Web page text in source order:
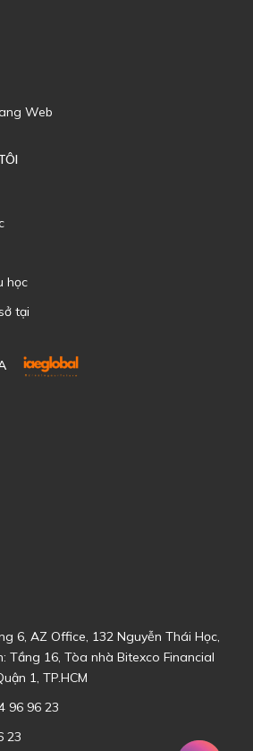
Web
học
tại
6, AZ Office, 132 Nguyễn Thái Học,
Tầng 16, Tòa nhà Bitexco Financial
1, TP.HCM
96 96 23
23